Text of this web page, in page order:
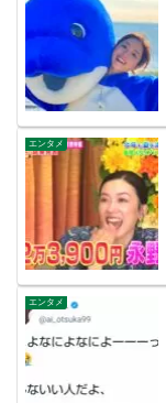
エンタメ
エンタメ